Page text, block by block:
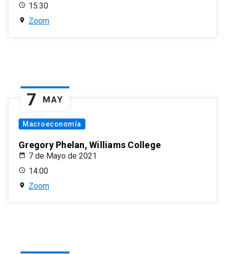
15:30
Zoom
7 MAY
Macroeconomía
Gregory Phelan, Williams College
7 de Mayo de 2021
14:00
Zoom